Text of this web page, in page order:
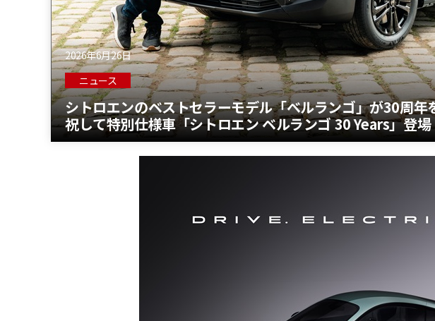
2026年6月26日
ニュース
シトロエンのベストセラーモデル「ベルランゴ」が30周
祝して特別仕様車「シトロエン ベルランゴ 30 Years」登場